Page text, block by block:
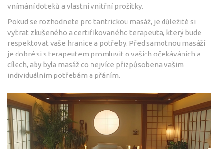
vnímání doteků a vlastní vnitřní prožitky.
Pokud se rozhodnete pro tantrickou masáž, je důležité si
vybrat zkušeného a certifikovaného terapeuta, který bude
respektovat vaše hranice a potřeby. Před samotnou masáží
je dobré si s terapeutem promluvit o vašich očekáváních a
cílech, aby byla masáž co nejvíce přizpůsobena vašim
individuálním potřebám a přáním.